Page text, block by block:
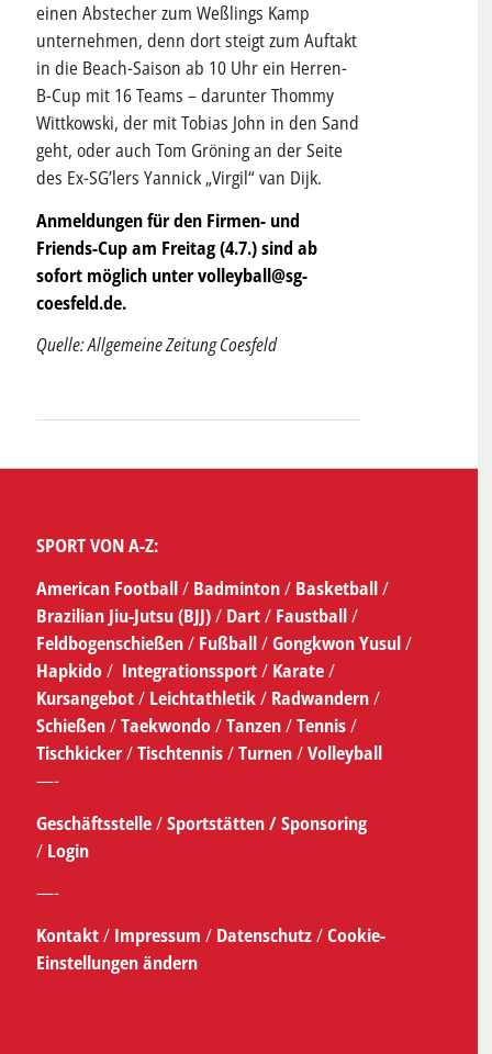
einen Abstecher zum Weßlings Kamp
unternehmen, denn dort steigt zum Auftakt
in die Beach-Saison ab 10 Uhr ein Herren-
B-Cup mit 16 Teams – darunter Thommy
Wittkowski, der mit Tobias John in den Sand
geht, oder auch Tom Gröning an der Seite
des Ex-SG’lers Yannick „Virgil“ van Dijk.
Anmeldungen für den Firmen- und
Friends-Cup am Freitag (4.7.) sind ab
sofort möglich unter volleyball@sg-
coesfeld.de.
Quelle: Allgemeine Zeitung Coesfeld
SPORT VON A-Z:
American Football/ Badminton/ Basketball/
Brazilian Jiu-Jutsu (BJJ)/ Dart/ Faustball/
Feldbogenschießen/ Fußball/Gongkwon Yusul/
Hapkido/ Integrationssport/ Karate/
Kursangebot/Leichtathletik/ Radwandern/
Schießen/Taekwondo/Tanzen/Tennis/
Tischkicker/Tischtennis/Turnen/Volleyball
—-
Geschäftsstelle/Sportstätten /Sponsoring
/ Login
—-
Kontakt/ Impressum / Datenschutz/Cookie-
Einstellungen ändern